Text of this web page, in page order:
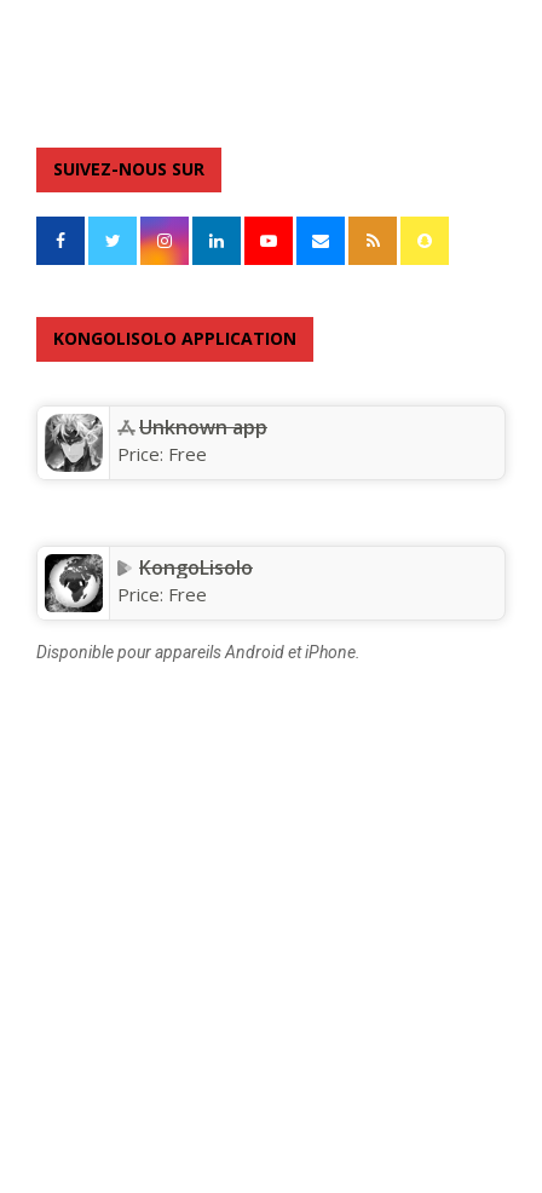
SUIVEZ-NOUS SUR
KONGOLISOLO APPLICATION
Unknown app
Price: Free
KongoLisolo
Price: Free
Disponible pour appareils Android et iPhone.